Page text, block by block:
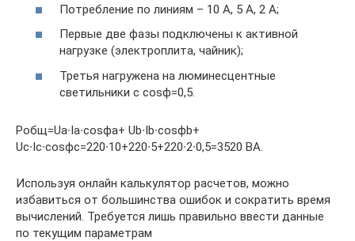
Потребление по линиям – 10 А, 5 А, 2 А;
Первые две фазы подключены к активной
нагрузке (электроплита, чайник);
Третья нагружена на люминесцентные
светильники с cosϕ=0,5.
Pобщ=Uа∙Iа∙cosϕа+ Ub∙Ib∙cosϕb+
Uc∙Ic∙cosϕc=220∙10+220∙5+220∙2∙0,5=3520 ВА.
Используя онлайн калькулятор расчетов, можно
избавиться от большинства ошибок и сократить время
вычислений. Требуется лишь правильно ввести данные
по текущим параметрам